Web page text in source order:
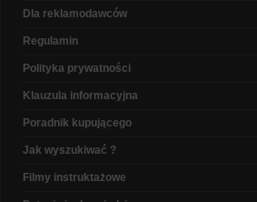
Dla reklamodawców
Regulamin
Polityka prywatności
Klauzula informacyjna
Poradnik kupującego
Jak wyszukiwać ?
Filmy instruktażowe